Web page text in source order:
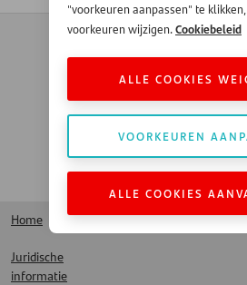
Contact
Veelgestelde
Werken bij
Money Talks
Actueel Nieuws
Home
Juridische
informatie
"voorkeuren aanpassen" te
voorkeuren wijzigen.Cookiebeleid
ALLE COOKIES
VOORKEUREN
ALLE COOKIES